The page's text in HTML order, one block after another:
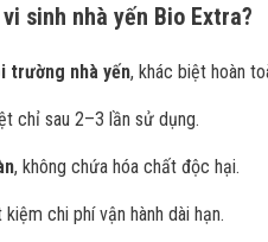
sinh nhà yến Bio Extra?
trường nhà yến, khác biệt hoàn
chỉ sau 2–3 lần sử dụng.
, không chứa hóa chất độc hại.
kiệm chi phí vận hành dài hạn.